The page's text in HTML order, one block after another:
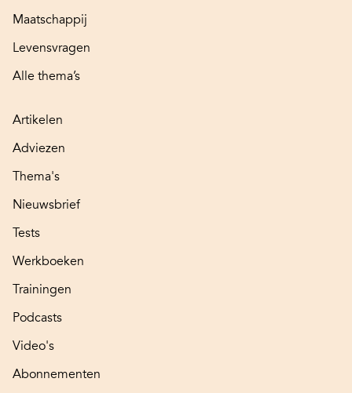
Maatschappij
Levensvragen
Alle thema’s
Artikelen
Adviezen
Thema's
Nieuwsbrief
Tests
Werkboeken
Trainingen
Podcasts
Video's
Abonnementen